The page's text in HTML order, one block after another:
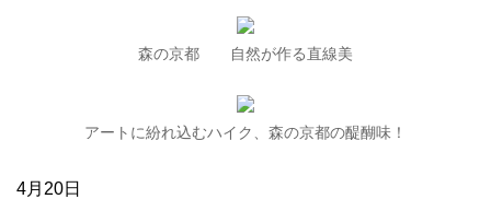
森の京都 自然が作る直線美
アートに紛れ込むハイク、森の京都の醍醐味！
4月20日